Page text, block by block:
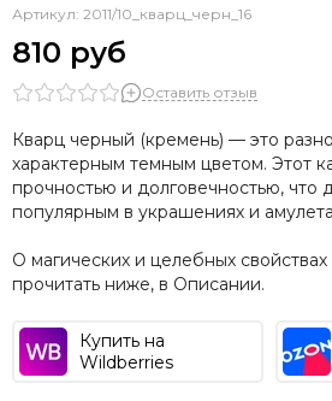
Артикул: 2011/10_кварц_черн_16
810 руб
Оставить отзыв
Кварц черный (кремень) — это
характерным темным цветом. Этот
прочностью и долговечностью, что
популярным в украшениях и
О магических и целебных
прочитать ниже, в Описании.
Купить на
Wildberries